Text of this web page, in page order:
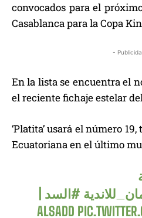
convocados para el
Casablanca para la Copa
-
En la lista se encuentra el
el reciente fichaje estelar
‘Platita’ usará el número
Ecuatoriana en el último
#السد